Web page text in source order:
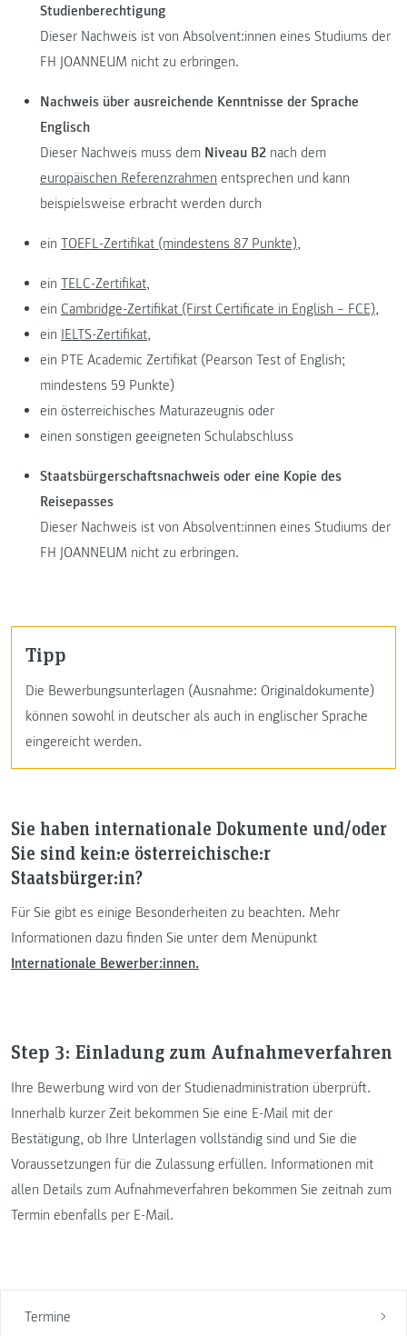
Termine
Studienberechtigung
Dieser Nachweis ist von Absolvent:innen eines Studiums der
FH JOANNEUM nicht zu erbringen.
Nachweis über ausreichende Kenntnisse der Sprache
Englisch
Dieser Nachweis muss dem Niveau B2 nach dem
europäischen Referenzrahmen entsprechen und kann
beispielsweise erbracht werden durch
ein TOEFL-Zertifikat (mindestens 87 Punkte),
ein TELC-Zertifikat,
ein Cambridge-Zertifikat (First Certificate in English – FCE),
ein IELTS-Zertifikat,
ein PTE Academic Zertifikat (Pearson Test of English;
mindestens 59 Punkte)
ein österreichisches Maturazeugnis oder
einen sonstigen geeigneten Schulabschluss
Staatsbürgerschaftsnachweis oder eine Kopie des
Reisepasses
Dieser Nachweis ist von Absolvent:innen eines Studiums der
FH JOANNEUM nicht zu erbringen.
Tipp
Die Bewerbungsunterlagen (Ausnahme: Originaldokumente)
können sowohl in deutscher als auch in englischer Sprache
eingereicht werden.
Sie haben internationale Dokumente und/oder
Sie sind kein:e österreichische:r
Staatsbürger:in?
Für Sie gibt es einige Besonderheiten zu beachten. Mehr
Informationen dazu finden Sie unter dem Menüpunkt
Internationale Bewerber:innen.
Step 3: Einladung zum Aufnahmeverfahren
Ihre Bewerbung wird von der Studienadministration überprüft.
Innerhalb kurzer Zeit bekommen Sie eine E-Mail mit der
Bestätigung, ob Ihre Unterlagen vollständig sind und Sie die
Voraussetzungen für die Zulassung erfüllen. Informationen mit
allen Details zum Aufnahmeverfahren bekommen Sie zeitnah zum
Termin ebenfalls per E-Mail.